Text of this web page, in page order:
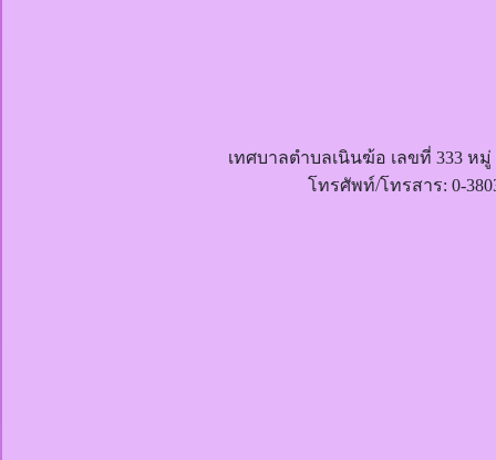
เทศบาลตำบลเนินฆ้อ เลขที่ 333 ห
โทรศัพท์/โทรสาร: 0-